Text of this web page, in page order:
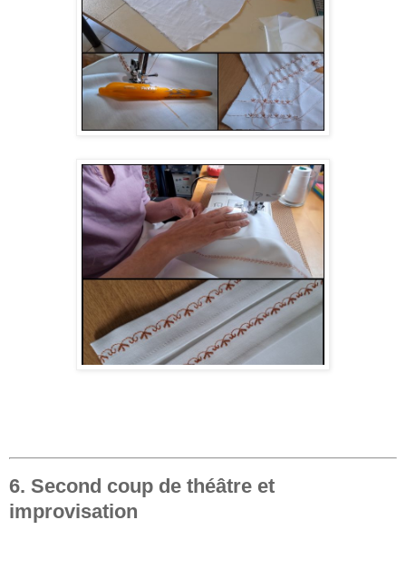
6. Second coup de théâtre et
improvisation